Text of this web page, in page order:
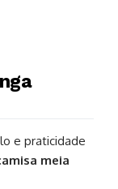
e praticidade
meia